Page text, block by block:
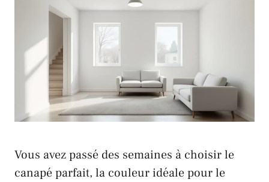
Vous avez passé des semaines à choisir le
canapé parfait, la couleur idéale pour le